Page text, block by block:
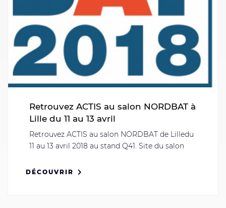
Retrouvez ACTIS au salon NORDBAT à
Lille du 11 au 13 avril
Retrouvez ACTIS au salon NORDBAT de Lilledu
11 au 13 avril 2018 au stand Q41. Site du salon
DÉCOUVRIR